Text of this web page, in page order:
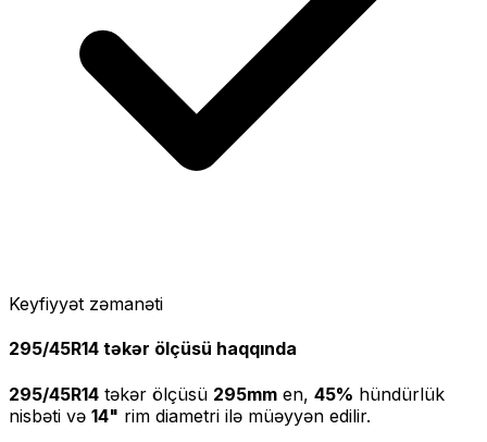
Keyfiyyət zəmanəti
295/45R14 təkər ölçüsü haqqında
295/45R14 təkər ölçüsü 295mm en, 45% hündürlük
nisbəti və 14" rim diametri ilə müəyyən edilir.